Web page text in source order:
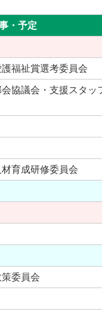
・予定
福祉賞選考委員会
協議会・支援スタッ
材育成研修委員会
委員会